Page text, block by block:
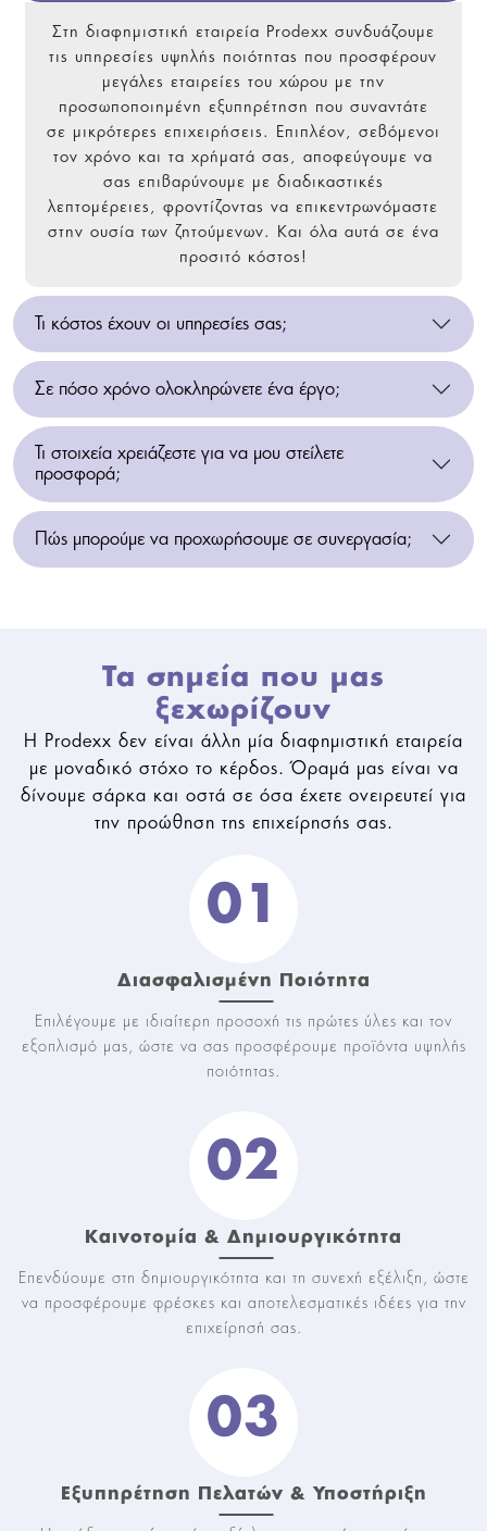
Στη διαφημιστική εταιρεία Prodexx συνδυάζουμε
τις υπηρεσίες υψηλής ποιότητας που προσφέρουν
μεγάλες εταιρείες του χώρου με την
προσωποποιημένη εξυπηρέτηση που συναντάτε
σε μικρότερες επιχειρήσεις. Επιπλέον, σεβόμενοι
τον χρόνο και τα χρήματά σας, αποφεύγουμε να
σας επιβαρύνουμε με διαδικαστικές
λεπτομέρειες, φροντίζοντας να επικεντρωνόμαστε
στην ουσία των ζητούμενων. Και όλα αυτά σε ένα
προσιτό κόστος!
Τι κόστος έχουν οι υπηρεσίες σας;
Σε πόσο χρόνο ολοκληρώνετε ένα έργο;
Τι στοιχεία χρειάζεστε για να μου στείλετε
προσφορά;
Πώς μπορούμε να προχωρήσουμε σε συνεργασία;
Τα σημεία που μας
ξεχωρίζουν
Η Prodexx δεν είναι άλλη μία διαφημιστική εταιρεία
με μοναδικό στόχο το κέρδος. Όραμά μας είναι να
δίνουμε σάρκα και οστά σε όσα έχετε ονειρευτεί για
την προώθηση της επιχείρησής σας.
01
Διασφαλισμένη Ποιότητα
Επιλέγουμε με ιδιαίτερη προσοχή τις πρώτες ύλες και τον
εξοπλισμό μας, ώστε να σας προσφέρουμε προϊόντα υψηλής
ποιότητας.
02
Καινοτομία & Δημιουργικότητα
Επενδύουμε στη δημιουργικότητα και τη συνεχή εξέλιξη, ώστε
να προσφέρουμε φρέσκες και αποτελεσματικές ιδέες για την
επιχείρησή σας.
03
Εξυπηρέτηση Πελατών & Υποστήριξη